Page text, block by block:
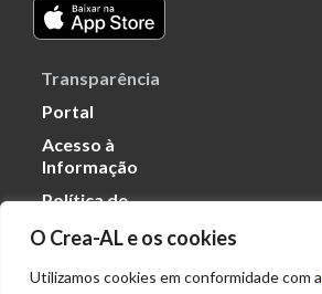
O Crea-AL e os cookies
Utilizamos cookies em conformidade com a
Transparência
Portal
Acesso à
Informação
Política de
Dados